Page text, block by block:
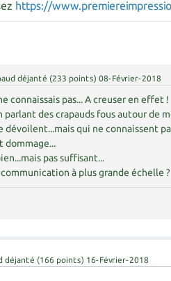
https://
déjanté (233 points) 08-Février-2018
connaissais pas... A creuser en effet !
des crapauds fous autour de
dévoilent...mais qui ne connaissent
dommage...
pas suffisant...
à plus grande échelle ?
déjanté (166 points) 16-Février-2018